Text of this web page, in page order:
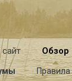
Обзор
Правила